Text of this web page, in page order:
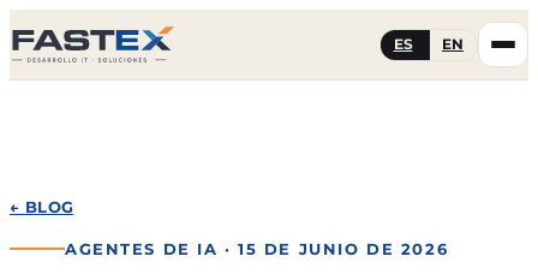
ES EN
← BLOG
AGENTES DE IA · 15 DE JUNIO DE 2026